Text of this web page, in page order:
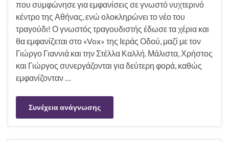
που συμφώνησε για εμφανίσεις σε γνωστό νυχτερινό
κέντρο της Αθήνας, ενώ ολοκληρώνει το νέο του
τραγούδι! Ο γνωστός τραγουδιστής έδωσε τα χέρια και
θα εμφανίζεται στο «Vox» της Ιεράς Οδού, μαζί με τον
Γιώργο Γιαννιά και την Στέλλα Καλλή. Μάλιστα, Χρήστος
και Γιώργος συνεργάζονται για δεύτερη φορά, καθώς
εμφανίζονταν …
Συνέχεια ανάγνωσης